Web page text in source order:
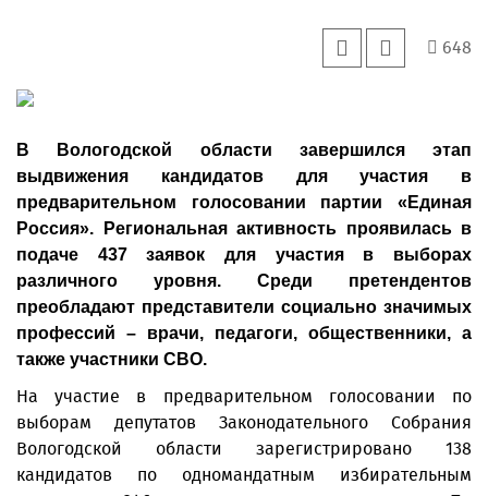
648
В Вологодской области завершился этап
выдвижения кандидатов для участия в
предварительном голосовании партии «Единая
Россия». Региональная активность проявилась в
подаче 437 заявок для участия в выборах
различного уровня. Среди претендентов
преобладают представители социально значимых
профессий – врачи, педагоги, общественники, а
также участники СВО.
На участие в предварительном голосовании по
выборам депутатов Законодательного Собрания
Вологодской области зарегистрировано 138
кандидатов по одномандатным избирательным